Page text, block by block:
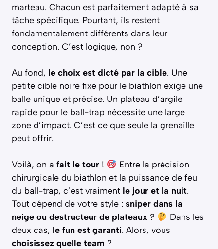
marteau. Chacun est parfaitement adapté à sa
tâche spécifique. Pourtant, ils restent
fondamentalement différents dans leur
conception. C’est logique, non ?
Au fond, le choix est dicté par la cible. Une
petite cible noire fixe pour le biathlon exige une
balle unique et précise. Un plateau d’argile
rapide pour le ball-trap nécessite une large
zone d’impact. C’est ce que seule la grenaille
peut offrir.
Voilà, on a fait le tour !
Entre la précision
chirurgicale du biathlon et la puissance de feu
du ball-trap, c’est vraiment le jour et la nuit.
Tout dépend de votre style : sniper dans la
neige ou destructeur de plateaux ?
Dans les
deux cas, le fun est garanti. Alors, vous
choisissez quelle team ?